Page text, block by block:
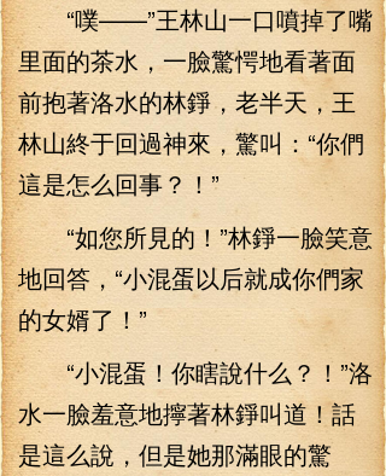
“噗——”王林山一口噴掉了嘴
里面的茶水，一臉驚愕地看著面
前抱著洛水的林錚，老半天，王
林山終于回過神來，驚叫：“你們
這是怎么回事？！”
“如您所見的！”林錚一臉笑意
地回答，“小混蛋以后就成你們家
的女婿了！”
“小混蛋！你瞎說什么？！”洛
水一臉羞意地擰著林錚叫道！話
是這么說，但是她那滿眼的驚